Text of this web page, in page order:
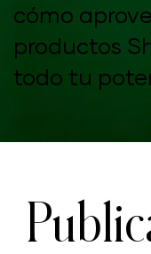
cómo
productos
todo tu